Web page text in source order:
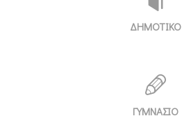
ΔΗΜΟΤΙΚΟ
ΓΥΜΝΑΣΙΟ